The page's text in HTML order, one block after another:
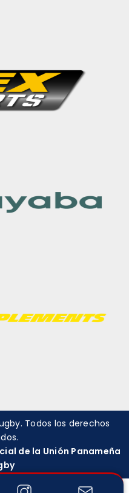
Todos los derechos
de la Unión Panameña